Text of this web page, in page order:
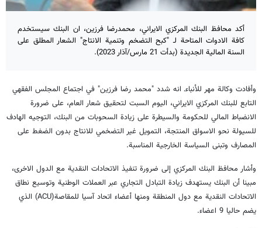
أكد محافظ البنك المركزي الايراني، محمدرضا فرزين، ان البنك سيستخدم
كافة الادوات المتاحة لـ "كبح التضخم وتنمية الانتاج" الشعار المطلق على
السنة المالية الجديدة (بدأت 21 مارس/آذار 2023).
وأفادت وكالة مهر للأنباءـ انه شدد "محمد رضا فرزين" في اجتماع المجلس الفقهي
التابع للبنك المركزي الايراني، اليوم السبت لتحقيق شعار العام، على ضرورة
الانضباط المالي للحكومة والسيطرة على زيادة السحوبات من البنك، التوجيه الهادف
للسيولة نحو الاسواق المنتجة، التمويل غير التضخمي للانتاج بدون الضغط على
المصارف وتبنى السياسة الخارجية المناسبة.
وأشار محافظ البنك المركزي إلى ضرورة تنفيذ الاتحادات النقدية مع الدول الاخرى،
مبينا أن البنك يستهدف زيادة التبادل التجاري عبر العملات الوطنية وتوسيع نطاق
الاتحادات النقدية مع دول المنطقة ومنها أعضاء اتحاد آسيا للمقاصة(ACU) الذي
يضم حاليا 9 اعضاء.